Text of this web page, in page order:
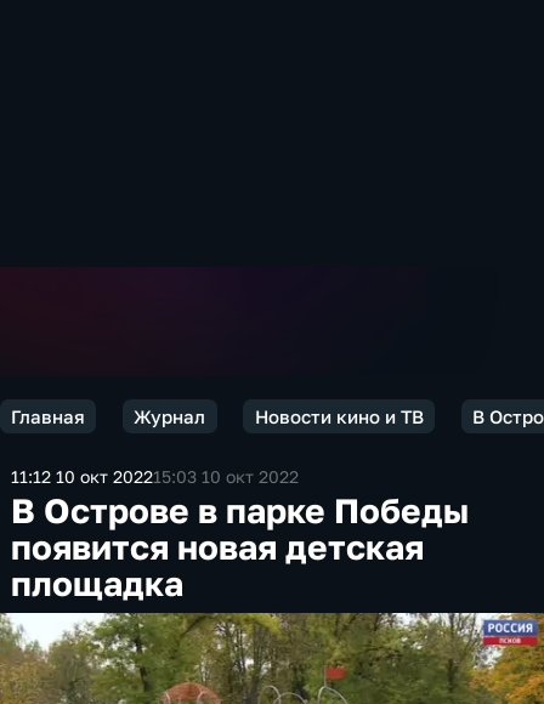
Главная Журнал Новости кино и ТВ В
11:12 10 окт 202215:03 10 окт 2022
В Острове в парке Победы
появится новая детская
площадка